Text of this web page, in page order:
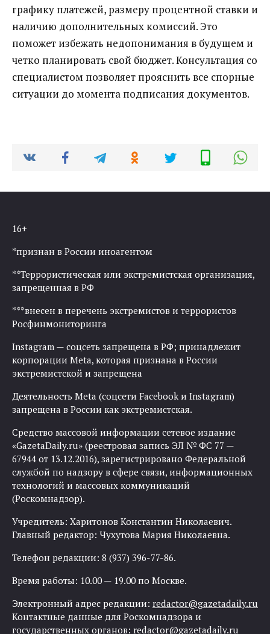
графику платежей, размеру процентной ставки и
наличию дополнительных комиссий. Это
поможет избежать недопонимания в будущем и
четко планировать свой бюджет. Консультация со
специалистом позволяет прояснить все спорные
ситуации до момента подписания документов.
16+
*признан в России иноагентом
**Террористическая или экстремистская организация,
запрещенная в РФ
***внесен в перечень экстремистов и террористов
Росфинмониторинга
Instagram — соцсеть запрещена в РФ; принадлежит
корпорации Meta, которая признана в России
экстремистской и запрещена
Деятельность Meta (соцсети Facebook и Instagram)
запрещена в России как экстремистская.
Средство массовой информации сетевое издание
«GazetaDaily.ru» (реестровая запись ЭЛ № ФС 77 —
67944 от 13.12.2016), зарегистрировано Федеральной
службой по надзору в сфере связи, информационных
технологий и массовых коммуникаций
(Роскомнадзор).
Учредитель: Харитонов Константин Николаевич.
Главный редактор: Чухутова Мария Николаевна.
Телефон редакции: 8 (937) 396-77-86.
Время работы: 10.00 — 19.00 по Москве.
Электронный адрес редакции: redactor@gazetadaily.ru
Контактные данные для Роскомнадзора и
государственных органов: redactor@gazetadaily.ru